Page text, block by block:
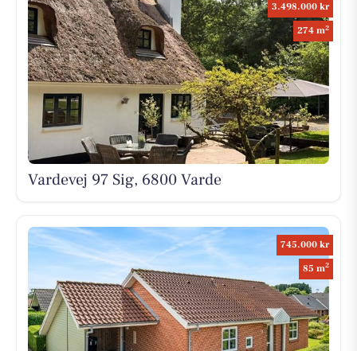
3.498.000 kr
274 m2
Vardevej 97 Sig, 6800 Varde
745.000 kr
85 m2